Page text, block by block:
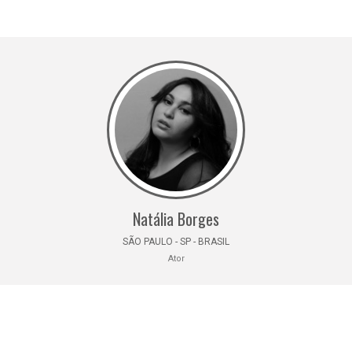
Natália Borges
SÃO PAULO - SP - BRASIL
Ator